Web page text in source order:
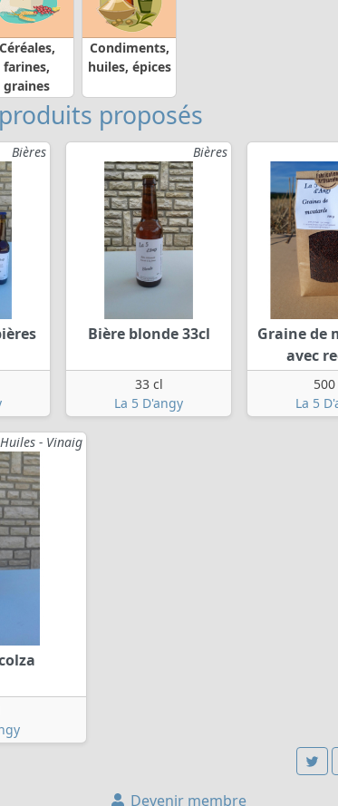
Céréales,
farines,
graines
Condiments,
huiles, épices
proposés
Bières Bières
Bière blonde 33cl
33 cl
La 5 D'angy
Graine de
avec
La 5
Huiles - Vinaig
Devenir membre